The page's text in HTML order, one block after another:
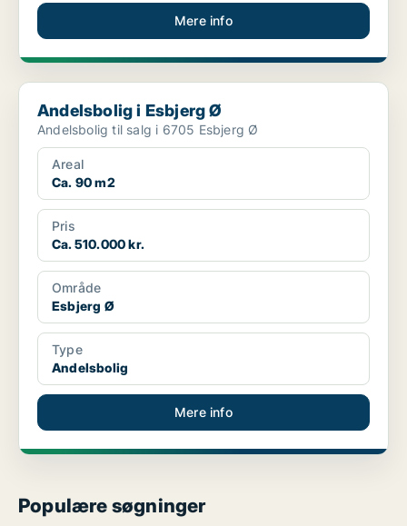
Mere info
Andelsbolig i Esbjerg Ø
Andelsbolig i Esbjerg Ø
Andelsbolig til salg i 6705 Esbjerg Ø
Areal
Ca. 90 m2
Pris
Ca. 510.000 kr.
Område
Esbjerg Ø
Type
Andelsbolig
Mere info
Populære søgninger